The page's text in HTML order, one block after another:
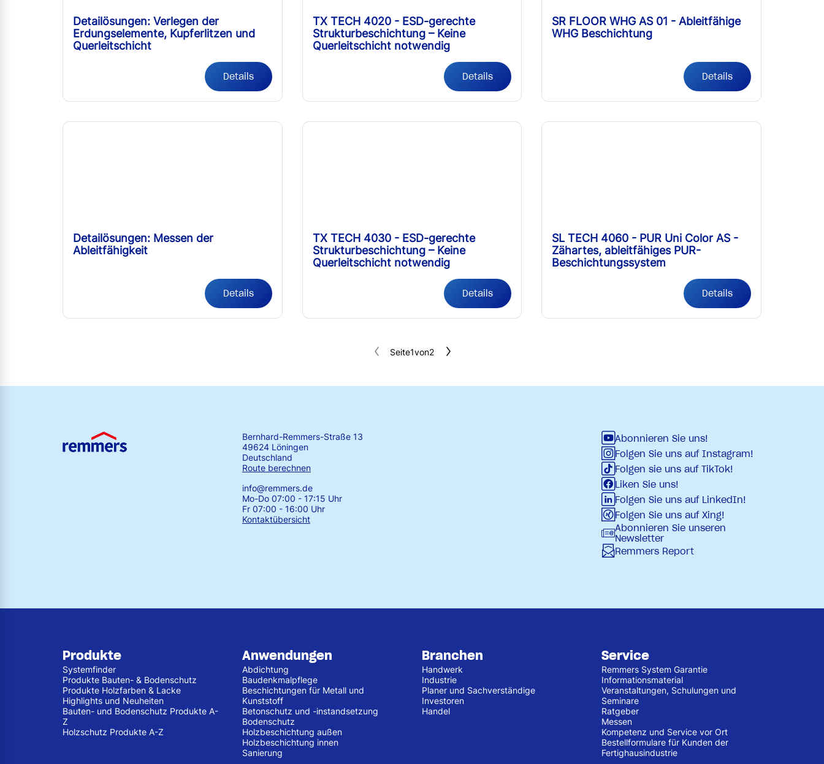
Detailösungen: Verlegen der
Erdungselemente, Kupferlitzen und
Querleitschicht
Details
TX TECH 4020 - ESD-gerechte
Strukturbeschichtung – Keine
Querleitschicht notwendig
Details
SR FLOOR WHG AS 01 - Ableitfähige
WHG Beschichtung
Details
Detailösungen: Messen der
Ableitfähigkeit
Details
TX TECH 4030 - ESD-gerechte
Strukturbeschichtung – Keine
Querleitschicht notwendig
Details
SL TECH 4060 - PUR Uni Color AS -
Zähartes, ableitfähiges PUR-
Beschichtungssystem
Details
Seite1von2
Bernhard-Remmers-Straße 13
49624 Löningen
Deutschland
Route berechnen
info@remmers.de
Mo-Do 07:00 - 17:15 Uhr
Fr 07:00 - 16:00 Uhr
Kontaktübersicht
Abonnieren Sie uns!
Folgen Sie uns auf Instagram!
Folgen sie uns auf TikTok!
Liken Sie uns!
Folgen Sie uns auf LinkedIn!
Folgen Sie uns auf Xing!
Abonnieren Sie unseren
Newsletter
Remmers Report
Produkte
Systemfinder
Produkte Bauten- & Bodenschutz
Produkte Holzfarben & Lacke
Highlights und Neuheiten
Bauten- und Bodenschutz Produkte A-
Z
Holzschutz Produkte A-Z
Anwendungen
Abdichtung
Baudenkmalpflege
Beschichtungen für Metall und
Kunststoff
Betonschutz und -instandsetzung
Bodenschutz
Holzbeschichtung außen
Holzbeschichtung innen
Sanierung
Branchen
Handwerk
Industrie
Planer und Sachverständige
Investoren
Handel
Service
Remmers System Garantie
Informationsmaterial
Veranstaltungen, Schulungen und
Seminare
Ratgeber
Messen
Kompetenz und Service vor Ort
Bestellformulare für Kunden der
Fertighausindustrie